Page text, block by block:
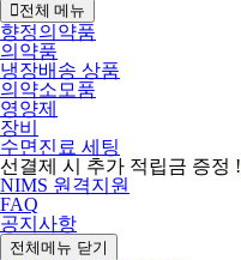
전체 메뉴
향정의약품
의약품
냉장배송 상품
의약소모품
영양제
장비
수면진료 세팅
선결제 시 추가 적립금 증정 !
NIMS 원격지원
FAQ
공지사항
전체메뉴 닫기